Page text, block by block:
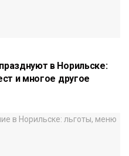
в Норильске:
и многое другое